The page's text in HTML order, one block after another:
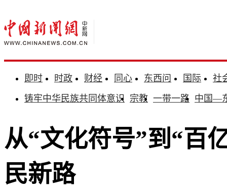
即时 时政 财经 同心 东西问 国际
社
铸牢中华民族共同体意识 宗教 一带一路 中国—
从“文化符号”到“百
民新路